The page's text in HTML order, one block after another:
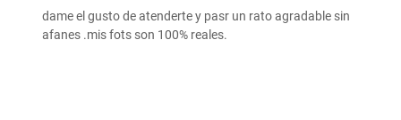
dame el gusto de atenderte y pasr un rato agradable sin
afanes .mis fots son 100% reales.